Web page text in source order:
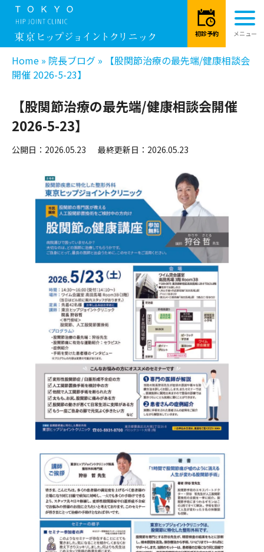
Home » 院長ブログ »
【股関節治療の最先端/健康相談会
開催 2026-5-23】
【股関節治療の最先端/健康相談会開催
2026-5-23】
公開日：2026.05.23 最終更新日：2026.05.23